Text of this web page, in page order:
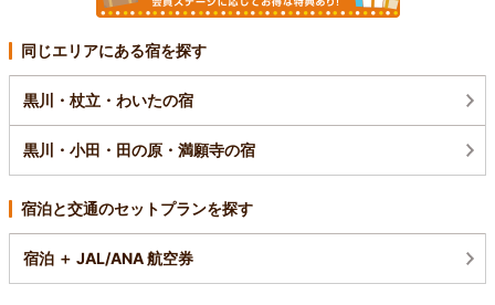
同じエリアにある宿を探す
黒川・杖立・わいたの宿
黒川・小田・田の原・満願寺の宿
宿泊と交通のセットプランを探す
宿泊 ＋ JAL/ANA 航空券